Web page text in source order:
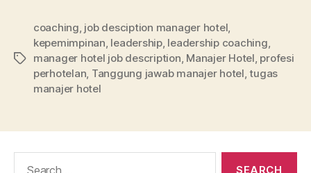
Tags
coaching, job desciption manager hotel,
kepemimpinan, leadership, leadership coaching,
manager hotel job description, Manajer Hotel, profesi
perhotelan, Tanggung jawab manajer hotel,tugas
manajer hotel